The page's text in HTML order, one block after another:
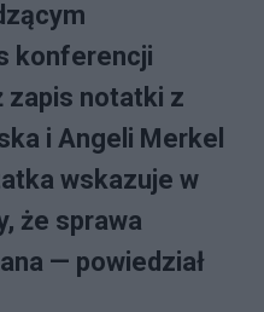
konferencji
zapis notatki z
i Angeli Merkel
wskazuje w
że sprawa
— powiedział